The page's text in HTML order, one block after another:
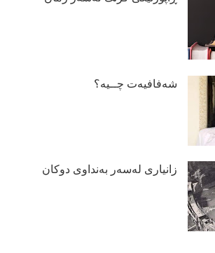
شەفافیەت چــیە؟
زانیاری لەسەر بەنداوی دوكان